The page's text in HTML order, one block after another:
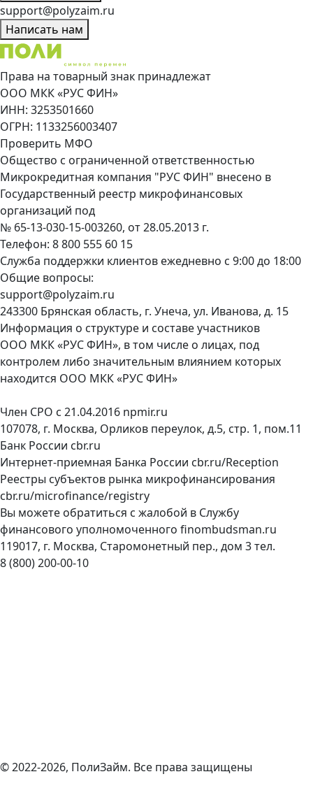
support@polyzaim.ru
Написать нам
Права на товарный знак принадлежат
ООО МКК «РУС ФИН»
ИНН: 3253501660
ОГРН: 1133256003407
Проверить МФО
Общество с ограниченной ответственностью
Микрокредитная компания "РУС ФИН" внесено в
Государственный реестр микрофинансовых
организаций под
№ 65-13-030-15-003260, от 28.05.2013 г.
Телефон: 8 800 555 60 15
Служба поддержки клиентов ежедневно с 9:00 до 18:00
Общие вопросы:
support@polyzaim.ru
243300 Брянская область, г. Унеча, ул. Иванова, д. 15
Информация о структуре и составе участников
ООО МКК «РУС ФИН», в том числе о лицах, под
контролем либо значительным влиянием которых
находится ООО МКК «РУС ФИН»
Член СРО с 21.04.2016 npmir.ru
107078, г. Москва, Орликов переулок, д.5, стр. 1, пом.11
Банк России cbr.ru
Интернет-приемная Банка России cbr.ru/Reception
Реестры субъектов рынка микрофинансирования
cbr.ru/microfinance/registry
Вы можете обратиться с жалобой в Службу
финансового уполномоченного finombudsman.ru
119017, г. Москва, Старомонетный пер., дом 3 тел.
8 (800) 200-00-10
© 2022-2026, ПолиЗайм. Все права защищены